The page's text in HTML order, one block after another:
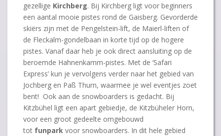
gezellige Kirchberg. Bij Kirchberg ligt voor beginners
een aantal mooie pistes rond de Gaisberg. Gevorderde
skiërs zijn met de Pengelstein-lift, de Maierl-liften of
de Fleckalm-gondelbaan in korte tijd op de hogere
pistes. Vanaf daar heb je ook direct aansluiting op de
beroemde Hahnenkamm-pistes. Met de ‘Safari
Express’ kun je vervolgens verder naar het gebied van
Jochberg en Paß Thurn, waarmee je wel eventjes zoet
bent! Ook aan de snowboarders is gedacht. Bij
Kitzbühel ligt een apart gebiedje, de Kitzbüheler Horn,
voor een groot gedeelte omgebouwd
tot funpark voor snowboarders. In dit hele gebied